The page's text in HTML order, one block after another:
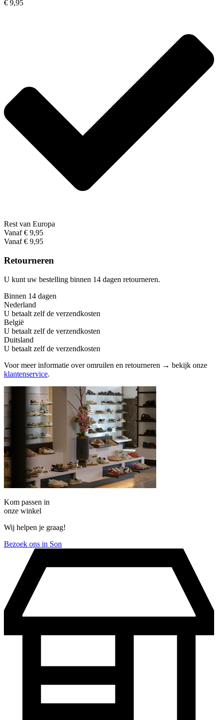
€ 9,95
Rest van Europa
Vanaf € 9,95
Vanaf € 9,95
Retourneren
U kunt uw bestelling binnen 14 dagen retourneren.
Binnen 14 dagen
Nederland
U betaalt zelf de verzendkosten
België
U betaalt zelf de verzendkosten
Duitsland
U betaalt zelf de verzendkosten
Voor meer informatie over omruilen en retourneren → bekijk onze
klantenservice.
Kom passen in
onze winkel
Wij helpen je graag!
Bezoek ons in Son